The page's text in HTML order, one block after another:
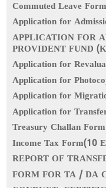
Commuted Leave Form
Application for
APPLICATION FOR
PROVIDENT FUND
Application for
Application for
Application for
Application for
Treasury Challan Form
Income Tax Form(10
REPORT OF
FORM FOR TA / DA